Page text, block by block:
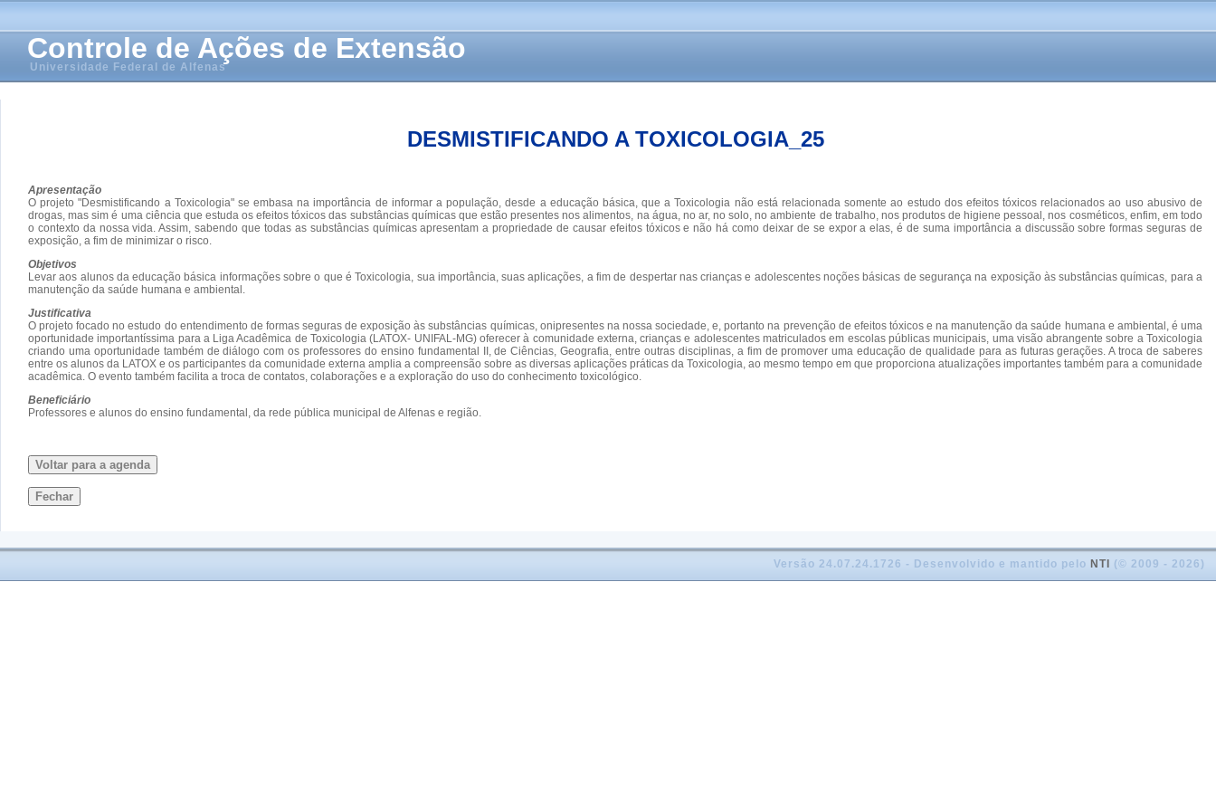
Controle de Ações de Extensão
Universidade Federal de Alfenas
DESMISTIFICANDO A TOXICOLOGIA_25
Apresentação
O projeto "Desmistificando a Toxicologia" se embasa na importância de informar a população, desde a educação básica, que a Toxicologia não está relacionada somente ao estudo dos efeitos tóxicos relacionados ao uso abusivo de
drogas, mas sim é uma ciência que estuda os efeitos tóxicos das substâncias químicas que estão presentes nos alimentos, na água, no ar, no solo, no ambiente de trabalho, nos produtos de higiene pessoal, nos cosméticos, enfim, em todo
o contexto da nossa vida. Assim, sabendo que todas as substâncias químicas apresentam a propriedade de causar efeitos tóxicos e não há como deixar de se expor a elas, é de suma importância a discussão sobre formas seguras de
exposição, a fim de minimizar o risco.
Objetivos
Levar aos alunos da educação básica informações sobre o que é Toxicologia, sua importância, suas aplicações, a fim de despertar nas crianças e adolescentes noções básicas de segurança na exposição às substâncias químicas, para a
manutenção da saúde humana e ambiental.
Justificativa
O projeto focado no estudo do entendimento de formas seguras de exposição às substâncias químicas, onipresentes na nossa sociedade, e, portanto na prevenção de efeitos tóxicos e na manutenção da saúde humana e ambiental, é uma
oportunidade importantíssima para a Liga Acadêmica de Toxicologia (LATOX- UNIFAL-MG) oferecer à comunidade externa, crianças e adolescentes matriculados em escolas públicas municipais, uma visão abrangente sobre a Toxicologia
criando uma oportunidade também de diálogo com os professores do ensino fundamental II, de Ciências, Geografia, entre outras disciplinas, a fim de promover uma educação de qualidade para as futuras gerações. A troca de saberes
entre os alunos da LATOX e os participantes da comunidade externa amplia a compreensão sobre as diversas aplicações práticas da Toxicologia, ao mesmo tempo em que proporciona atualizações importantes também para a comunidade
acadêmica. O evento também facilita a troca de contatos, colaborações e a exploração do uso do conhecimento toxicológico.
Beneficiário
Professores e alunos do ensino fundamental, da rede pública municipal de Alfenas e região.
Voltar para a agenda
Fechar
Versão 24.07.24.1726 - Desenvolvido e mantido pelo NTI (© 2009 - 2026)